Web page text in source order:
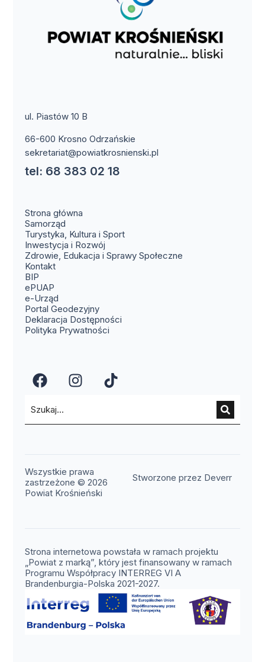
ul. Piastów 10 B
66-600 Krosno Odrzańskie
sekretariat@powiatkrosnienski.pl
tel: 68 383 02 18
Strona główna
Samorząd
Turystyka, Kultura i Sport
Inwestycja i Rozwój
Zdrowie, Edukacja i Sprawy Społeczne
Kontakt(otwiera się w nowym oknie)
BIP
ePUAP
e-Urząd
Portal Geodezyjny(otwiera się w nowym oknie)
Deklaracja Dostępności
Polityka Prywatności
(otwiera się w nowym oknie)
(otwiera się w nowym
(otwiera się w
Wszystkie prawa
zastrzeżone © 2026
Powiat Krośnieński
Stworzone przez Deverr
Strona internetowa powstała w ramach projektu
„Powiat z marką”, który jest finansowany w ramach
Programu Współpracy INTERREG VI A
Brandenburgia-Polska 2021-2027.